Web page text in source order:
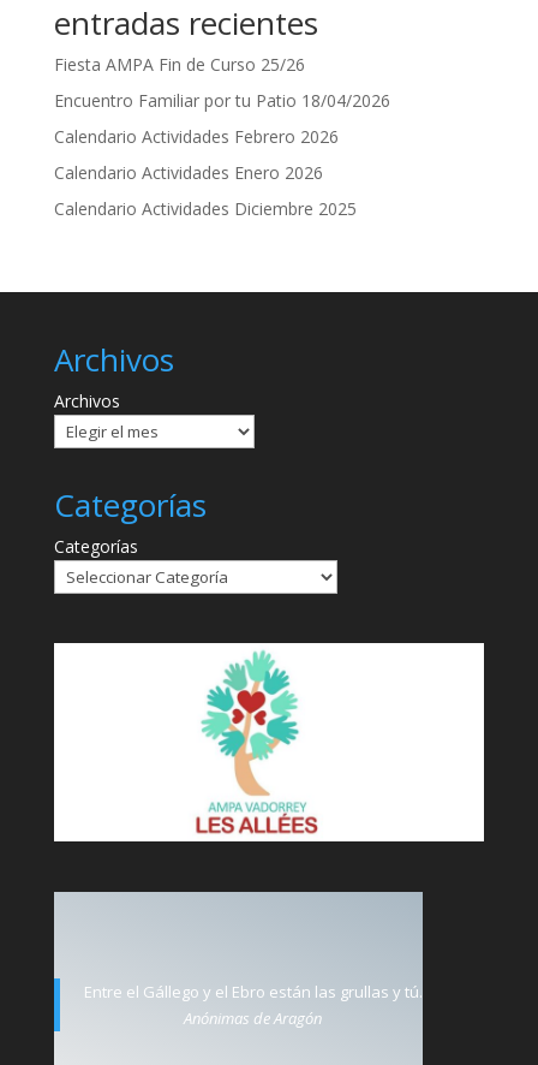
entradas recientes
Fiesta AMPA Fin de Curso 25/26
Encuentro Familiar por tu Patio 18/04/2026
Calendario Actividades Febrero 2026
Calendario Actividades Enero 2026
Calendario Actividades Diciembre 2025
Archivos
Archivos
Categorías
Categorías
Entre el Gállego y el Ebro están las grullas y tú.
Anónimas de Aragón